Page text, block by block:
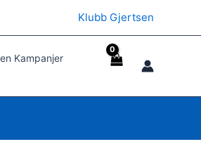
Klubb Gjertsen
Kampanjer